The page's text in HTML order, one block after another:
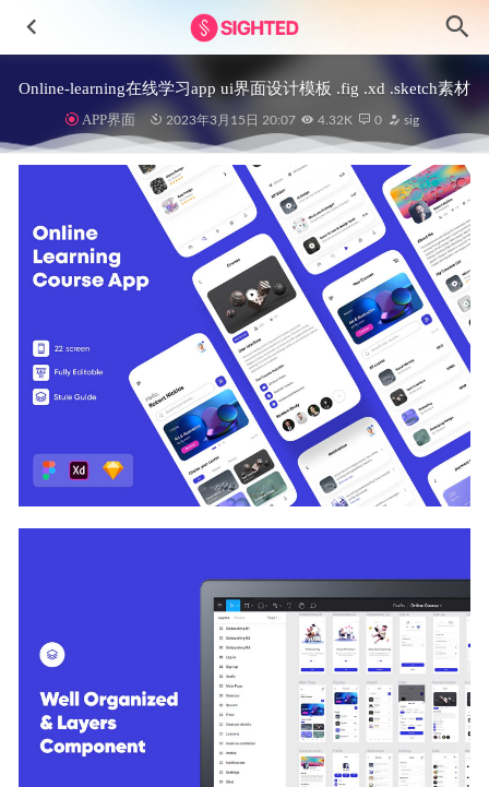
Online-learning在线学习app ui界面设计模板 .fig .xd .sketch素材
APP界面 2023年3月15日 20:07 4.32K 0 sig
家具电商app ui设计fig素材 2023-07-09
Hednews-新闻应用程序用户界面设计 Figma素材 2023-04-04
深色主题成套餐饮美食外卖app ui设计 .xd .sketch .fig素材
2021-01-18
eBOYO电商外卖app ui设计 .xd素材 2022-09-23
WhatsApp for macOS ui设计 .fig素材
2022-01-10